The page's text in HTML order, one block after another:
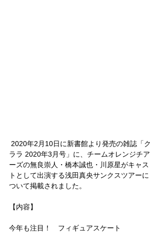
ララ 2020年3月号」に、チームオレンジチア
ーズの無良崇人・橋本誠也・川原星がキャス
トとして出演する浅田真央サンクスツアーに
ついて掲載されました。
【内容】
今年も注目！　フィギュアスケート